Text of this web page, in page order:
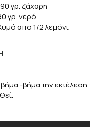
γρ. ζάχαρη
γρ. νερό
απο 1/2 λεμόνι
-βήμα την εκτέλεση